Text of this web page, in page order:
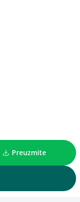
Preuzmite